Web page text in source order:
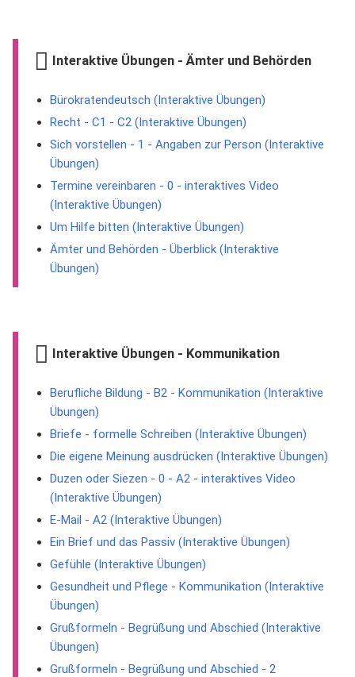
Interaktive Übungen - Ämter und Behörden
Bürokratendeutsch (Interaktive Übungen)
Recht - C1 - C2 (Interaktive Übungen)
Sich vorstellen - 1 - Angaben zur Person (Interaktive
Übungen)
Termine vereinbaren - 0 - interaktives Video
(Interaktive Übungen)
Um Hilfe bitten (Interaktive Übungen)
Ämter und Behörden - Überblick (Interaktive
Übungen)
Interaktive Übungen - Kommunikation
Berufliche Bildung - B2 - Kommunikation (Interaktive
Übungen)
Briefe - formelle Schreiben (Interaktive Übungen)
Die eigene Meinung ausdrücken (Interaktive Übungen)
Duzen oder Siezen - 0 - A2 - interaktives Video
(Interaktive Übungen)
E-Mail - A2 (Interaktive Übungen)
Ein Brief und das Passiv (Interaktive Übungen)
Gefühle (Interaktive Übungen)
Gesundheit und Pflege - Kommunikation (Interaktive
Übungen)
Grußformeln - Begrüßung und Abschied (Interaktive
Übungen)
Grußformeln - Begrüßung und Abschied - 2